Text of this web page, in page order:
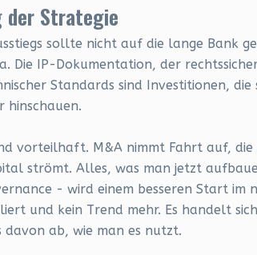
der Strategie
sollte nicht auf die lange Bank
Die IP-Dokumentation, der
Standards sind Investitionen,
hinschauen.
vorteilhaft. M&A nimmt Fahrt auf,
strömt. Alles, was man jetzt
- wird einem besseren Start im
und kein Trend mehr. Es handelt
davon ab, wie man es nutzt.